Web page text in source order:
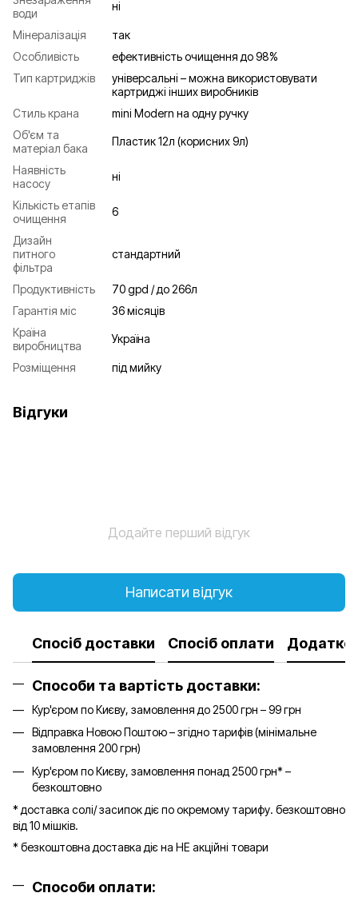
води
ні
Мінералізація
так
Особливість
ефективність очищення до 98%
Тип картриджів
універсальні – можна використовувати
картриджі інших виробників
Стиль крана
mini Modern на одну ручку
Об'єм та
матеріал бака
Пластик 12л (корисних 9л)
Наявність
насосу
ні
Кількість етапів
очищення
6
Дизайн
питного
фільтра
стандартний
Продуктивність
70 gpd / до 266л
Гарантія міс
36 місяців
Країна
виробництва
Україна
Розміщення під мийку
Відгуки
Додайте перший відгук
Написати відгук
Спосіб доставки Спосіб оплати
Способи та вартість доставки:
Кур'єром по Києву, замовлення до 2500 грн – 99 грн
Відправка Новою Поштою – згідно тарифів (мінімальне
замовлення 200 грн)
Кур'єром по Києву, замовлення понад 2500 грн* –
безкоштовно
* доставка солі/ засипок діє по окремому тарифу. безкоштовно
від 10 мішків.
* безкоштовна доставка діє на НЕ акційні товари
Способи оплати: